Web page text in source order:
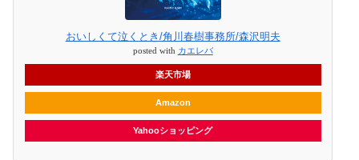
おいしくて泣くとき/角川春樹事務所/森沢明夫
posted with カエレバ
楽天市場
Amazon
Yahooショッピング